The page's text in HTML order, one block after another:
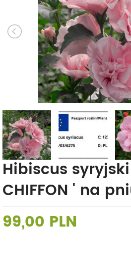
Hibiscus syryjski
CHIFFON ' na
99,00 PLN